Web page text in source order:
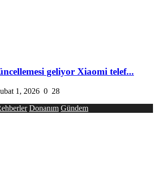
geliyor Xiaomi telef...
1, 2026 0 28
Donanım Gündem